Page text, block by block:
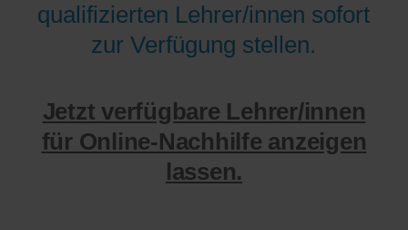
qualifizierten Lehrer/innen sofort
zur Verfügung stellen.
Jetzt verfügbare Lehrer/innen
für Online-Nachhilfe anzeigen
lassen.